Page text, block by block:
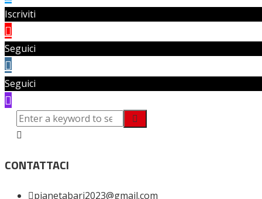
Iscriviti
Seguici
Seguici
CONTATTACI
pianetabari2023@gmail.com